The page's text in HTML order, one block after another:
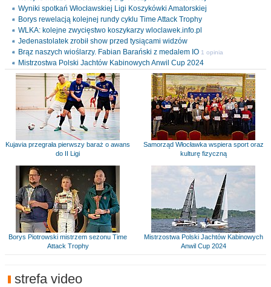
Wyniki spotkań Włocławskiej Ligi Koszykówki Amatorskiej
Borys rewelacją kolejnej rundy cyklu Time Attack Trophy
WLKA: kolejne zwycięstwo koszykarzy wloclawek.info.pl
Jedenastolatek zrobił show przed tysiącami widzów
Brąz naszych wioślarzy. Fabian Barański z medalem IO 1 opinia
Mistrzostwa Polski Jachtów Kabinowych Anwil Cup 2024
Kujavia przegrała pierwszy baraż o awans
do II Ligi
Samorząd Włocławka wspiera sport oraz
kulturę fizyczną
Borys Piotrowski mistrzem sezonu Time
Attack Trophy
Mistrzostwa Polski Jachtów Kabinowych
Anwil Cup 2024
strefa video